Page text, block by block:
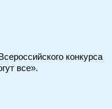
конкурса
все».